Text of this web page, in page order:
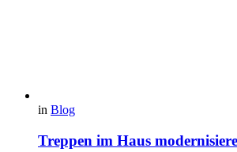
in Blog
Treppen im Haus